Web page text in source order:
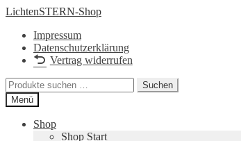
Zur
springen
Zum
springen
LichtenSTERN-Shop
Impressum
Datenschutzerklärung
Vertrag widerrufen
Suchen
nach:
Suchen
Menü
Shop
Shop Start